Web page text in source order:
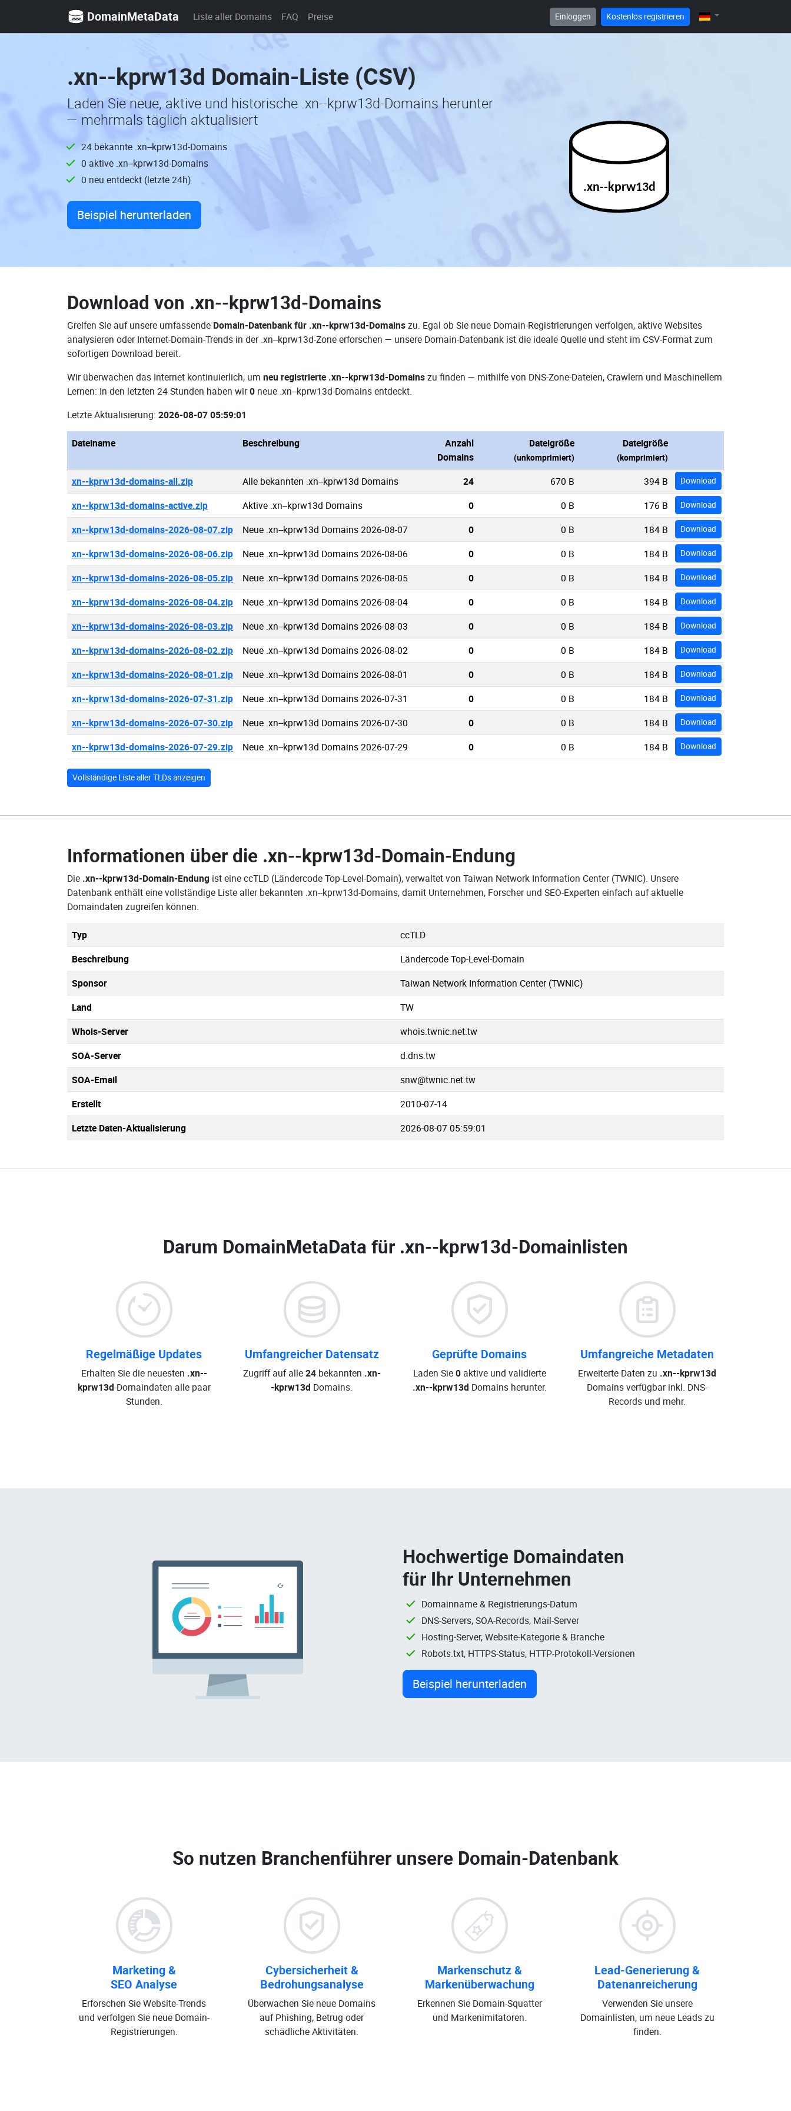
DomainMetaData Liste aller Domains FAQ Preise Einloggen Kostenlos registrieren
.xn--kprw13d Domain-Liste (CSV)
Laden Sie neue, aktive und historische .xn--kprw13d-Domains herunter
— mehrmals täglich aktualisiert
24 bekannte .xn--kprw13d-Domains
0 aktive .xn--kprw13d-Domains
0 neu entdeckt (letzte 24h)
Beispiel herunterladen
.xn--kprw13d
Download von .xn--kprw13d-Domains
Greifen Sie auf unsere umfassende Domain-Datenbank für .xn--kprw13d-Domainszu. Egal ob Sie neue Domain-Registrierungen verfolgen, aktive Websites
analysieren oder Internet-Domain-Trends in der .xn--kprw13d-Zone erforschen — unsere Domain-Datenbank ist die ideale Quelle und steht im CSV-Format zum
sofortigen Download bereit.
Wir überwachen das Internet kontinuierlich, um neu registrierte .xn--kprw13d-Domainszu finden — mithilfe von DNS-Zone-Dateien, Crawlern und Maschinellem
Lernen: In den letzten 24 Stunden haben wir0 neue .xn--kprw13d-Domains entdeckt.
Letzte Aktualisierung: 2026-08-07 05:59:01
Dateiname Beschreibung
Anzahl
Domains
Dateigröße
(unkomprimiert)
Dateigröße
(komprimiert)
xn--kprw13d-domains-all.zip Alle bekannten .xn--kprw13d Domains 24 670 B 394 B Download
xn--kprw13d-domains-active.zip Aktive .xn--kprw13d Domains 0 0 B 176 B Download
xn--kprw13d-domains-2026-08-07.zip Neue .xn--kprw13d Domains 2026-08-07 0 0 B 184 B Download
xn--kprw13d-domains-2026-08-06.zip Neue .xn--kprw13d Domains 2026-08-06 0 0 B 184 B Download
xn--kprw13d-domains-2026-08-05.zip Neue .xn--kprw13d Domains 2026-08-05 0 0 B 184 B Download
xn--kprw13d-domains-2026-08-04.zip Neue .xn--kprw13d Domains 2026-08-04 0 0 B 184 B Download
xn--kprw13d-domains-2026-08-03.zip Neue .xn--kprw13d Domains 2026-08-03 0 0 B 184 B Download
xn--kprw13d-domains-2026-08-02.zip Neue .xn--kprw13d Domains 2026-08-02 0 0 B 184 B Download
xn--kprw13d-domains-2026-08-01.zip Neue .xn--kprw13d Domains 2026-08-01 0 0 B 184 B Download
xn--kprw13d-domains-2026-07-31.zip Neue .xn--kprw13d Domains 2026-07-31 0 0 B 184 B Download
xn--kprw13d-domains-2026-07-30.zip Neue .xn--kprw13d Domains 2026-07-30 0 0 B 184 B Download
xn--kprw13d-domains-2026-07-29.zip Neue .xn--kprw13d Domains 2026-07-29 0 0 B 184 B Download
Vollständige Liste aller TLDs anzeigen
Informationen über die .xn--kprw13d-Domain-Endung
Die .xn--kprw13d-Domain-Endung ist eine ccTLD (Ländercode Top-Level-Domain), verwaltet von Taiwan Network Information Center (TWNIC). Unsere
Datenbank enthält eine vollständige Liste aller bekannten .xn--kprw13d-Domains, damit Unternehmen, Forscher und SEO-Experten einfach auf aktuelle
Domaindaten zugreifen können.
Typ
ccTLD
Beschreibung
Ländercode Top-Level-Domain
Sponsor
Taiwan Network Information Center (TWNIC)
Land
TW
Whois-Server
whois.twnic.net.tw
SOA-Server
d.dns.tw
SOA-Email
snw@twnic.net.tw
Erstellt
2010-07-14
Letzte Daten-Aktualisierung
2026-08-07 05:59:01
Darum DomainMetaData für .xn--kprw13d-Domainlisten
Regelmäßige Updates
Erhalten Sie die neuesten .xn--
kprw13d-Domaindaten alle paar
Stunden.
Umfangreicher Datensatz
Zugriff auf alle24bekannten .xn-
-kprw13d Domains.
Geprüfte Domains
Laden Sie0aktive und validierte
.xn--kprw13d Domains herunter.
Umfangreiche Metadaten
Erweiterte Daten zu .xn--kprw13d
Domains verfügbar inkl. DNS-
Records und mehr.
Hochwertige Domaindaten
für Ihr Unternehmen
Domainname & Registrierungs-Datum
DNS-Servers, SOA-Records, Mail-Server
Hosting-Server, Website-Kategorie & Branche
Robots.txt, HTTPS-Status, HTTP-Protokoll-Versionen
Beispiel herunterladen
So nutzen Branchenführer unsere Domain-Datenbank
Marketing &
SEO Analyse
Erforschen Sie Website-Trends
und verfolgen Sie neue Domain-
Registrierungen.
Cybersicherheit &
Bedrohungsanalyse
Überwachen Sie neue Domains
auf Phishing, Betrug oder
schädliche Aktivitäten.
Markenschutz &
Markenüberwachung
Erkennen Sie Domain-Squatter
und Markenimitatoren.
Lead-Generierung &
Datenanreicherung
Verwenden Sie unsere
Domainlisten, um neue Leads zu
finden.